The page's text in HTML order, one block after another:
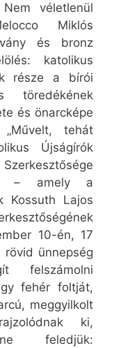
véletlenül
Miklós
és bronz
katolikus
része a bírói
töredékének
és önarcképe
tehát
Újságírók
– amely a
Kossuth Lajos
10-én, 17
ünnepség
felszámolni
fehér foltját,
meggyilkolt
ki,
feledjük: